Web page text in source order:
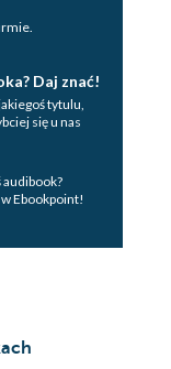
Daj znać!
tytulu,
się u nas
audibook?
Ebookpoint!